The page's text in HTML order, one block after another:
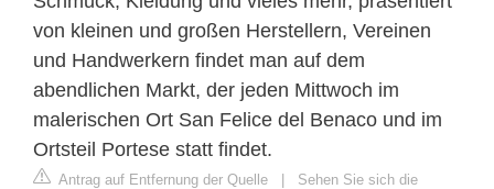
von kleinen und großen Herstellern, Vereinen
und Handwerkern findet man auf dem
abendlichen Markt, der jeden Mittwoch im
malerischen Ort San Felice del Benaco und im
Ortsteil Portese statt findet.
Antrag auf Entfernung der Quelle | Sehen Sie sich die